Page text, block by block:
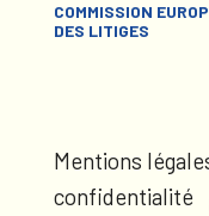
COMMISSION
DES LITIGES
Mentions
confidentialité